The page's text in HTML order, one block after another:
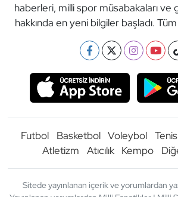
haberleri, milli spor müsabakaları ve
hakkında en yeni bilgiler başladı.
Futbol Basketbol Voleybol Tenis
Atletizm
Atıcılık Kempo
Sitede yayınlanan içerik ve yorumlardan